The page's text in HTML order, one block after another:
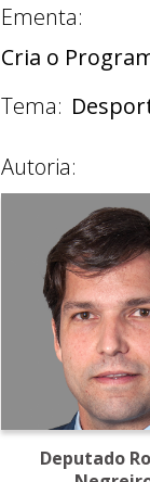
Ementa:
Cria o
Tema:
Autoria:
Deputado